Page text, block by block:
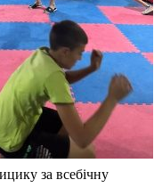
за всебічну